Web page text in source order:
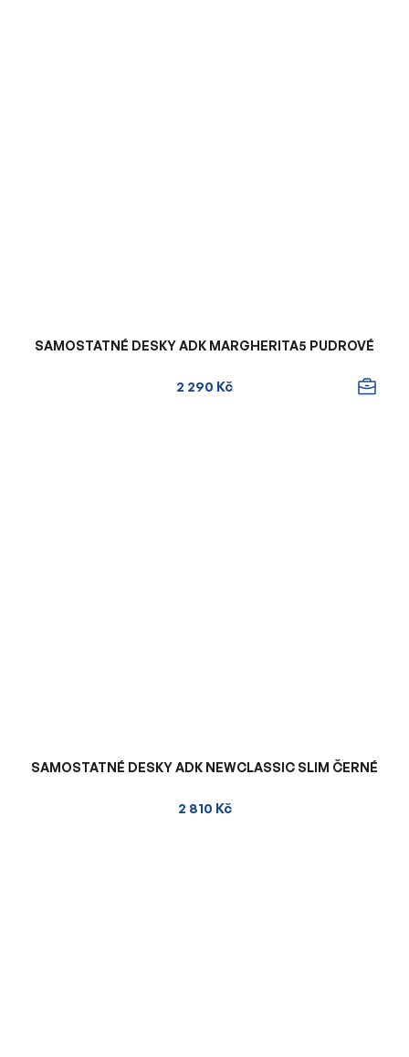
SAMOSTATNÉ DESKY ADK MARGHERITA5 PUDROVÉ
2 290 Kč
SAMOSTATNÉ DESKY ADK NEWCLASSIC SLIM ČERNÉ
2 810 Kč